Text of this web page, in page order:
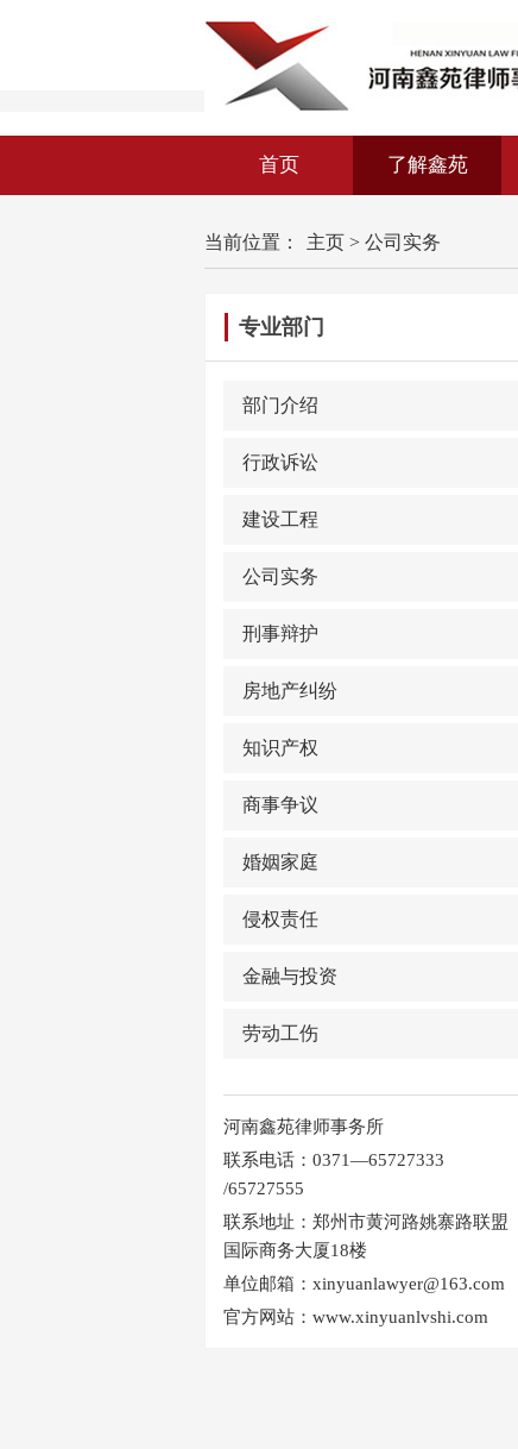
首页 了解鑫苑
当前位置： 主页 > 公司实务
专业部门
部门介绍
行政诉讼
建设工程
公司实务
刑事辩护
房地产纠纷
知识产权
商事争议
婚姻家庭
侵权责任
金融与投资
劳动工伤
河南鑫苑律师事务所
联系电话：0371—65727333
/65727555
联系地址：郑州市黄河路姚寨路联盟
国际商务大厦18楼
单位邮箱：xinyuanlawyer@163.com
官方网站：www.xinyuanlvshi.com